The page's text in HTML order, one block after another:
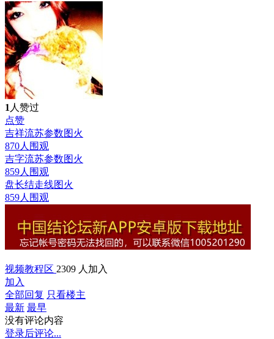
1 人赞过
点赞
吉祥流苏参数图火
870人围观
吉字流苏参数图火
859人围观
盘长结走线图火
859人围观
视频教程区 2309 人加入
加入
全部回复 只看楼主
最新 最早
没有评论内容
登录后评论...